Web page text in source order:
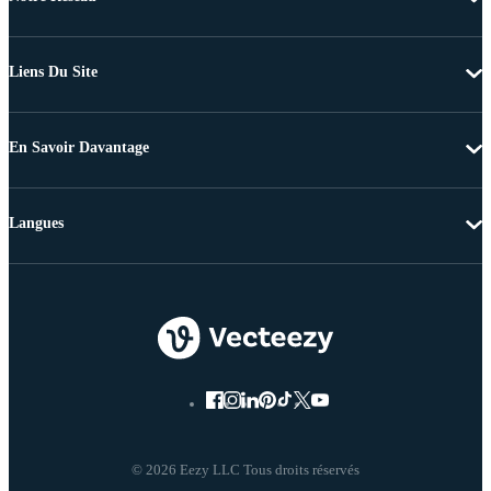
Liens Du Site
En Savoir Davantage
© 2026 Eezy LLC Tous droits réservés
Langues